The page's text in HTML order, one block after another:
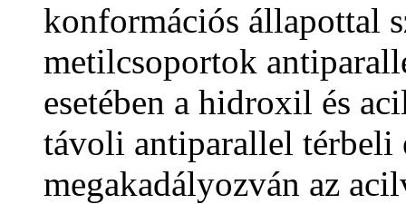
konformációs állapottal
metilcsoportok
esetében a hidroxil és
távoli antiparallel térbeli
megakadályozván az